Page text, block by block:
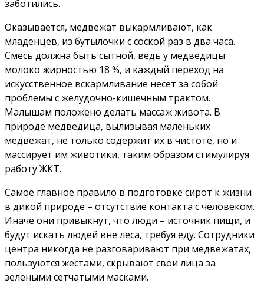
заботились.
Оказывается, медвежат выкармливают, как
младенцев, из бутылочки с соской раз в два часа.
Смесь должна быть сытной, ведь у медведицы
молоко жирностью 18 %, и каждый переход на
искусственное вскармливание несет за собой
проблемы с желудочно-кишечным трактом.
Малышам положено делать массаж живота. В
природе медведица, вылизывая маленьких
медвежат, не только содержит их в чистоте, но и
массирует им животики, таким образом стимулируя
работу ЖКТ.
Самое главное правило в подготовке сирот к жизни
в дикой природе – отсутствие контакта с человеком.
Иначе они привыкнут, что люди – источник пищи, и
будут искать людей вне леса, требуя еду. Сотрудники
центра никогда не разговаривают при медвежатах,
пользуются жестами, скрывают свои лица за
зелеными сетчатыми масками.